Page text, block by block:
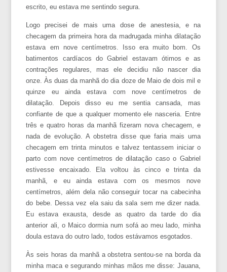
escrito, eu estava me sentindo segura.
Logo precisei de mais uma dose de anestesia, e na
checagem da primeira hora da madrugada minha dilatação
estava em nove centímetros. Isso era muito bom. Os
batimentos cardíacos do Gabriel estavam ótimos e as
contrações regulares, mas ele decidiu não nascer dia
onze. Às duas da manhã do dia doze de Maio de dois mil e
quinze eu ainda estava com nove centímetros de
dilatação. Depois disso eu me sentia cansada, mas
confiante de que a qualquer momento ele nasceria. Entre
três e quatro horas da manhã fizeram nova checagem, e
nada de evolução. A obstetra disse que faria mais uma
checagem em trinta minutos e talvez tentassem iniciar o
parto com nove centímetros de dilatação caso o Gabriel
estivesse encaixado. Ela voltou às cinco e trinta da
manhã, e eu ainda estava com os mesmos nove
centímetros, além dela não conseguir tocar na cabecinha
do bebe. Dessa vez ela saiu da sala sem me dizer nada.
Eu estava exausta, desde as quatro da tarde do dia
anterior ali, o Maico dormia num sofá ao meu lado, minha
doula estava do outro lado, todos estávamos esgotados.
Às seis horas da manhã a obstetra sentou-se na borda da
minha maca e segurando minhas mãos me disse: Jauana,